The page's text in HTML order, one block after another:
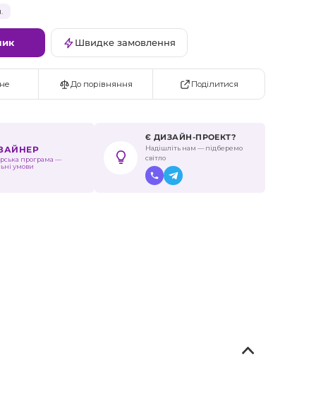
Швидке замовлення
До порівняння Поділитися
програма —
умови
Є ДИЗАЙН-ПРОЕКТ?
Надішліть нам — підберемо
світло